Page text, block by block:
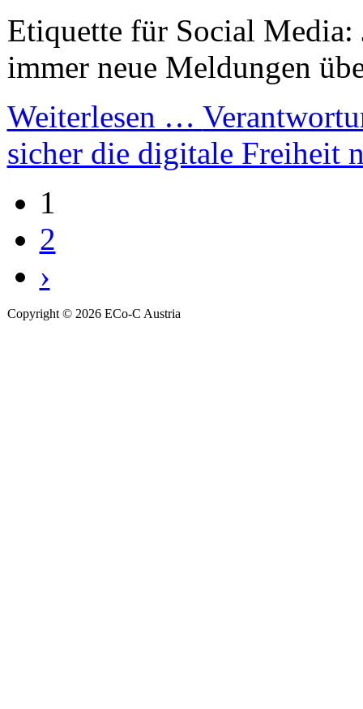
Etiquette für Social Media:
immer neue Meldungen
Weiterlesen …
sicher die digitale Freiheit
1
2
›
Copyright © 2026 ECo-C Austria